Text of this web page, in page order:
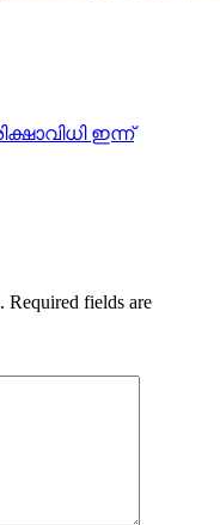
ഇന്ന്
Required fields are